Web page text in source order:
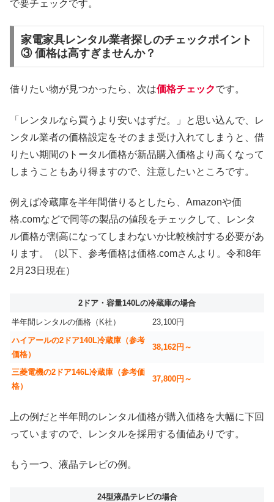
で要チェックです。
家電家具レンタル業者探しのチェックポイント
③ 価格は高すぎませんか？
借りたい物が見つかったら、次は価格チェックです。
「レンタルなら買うより安いはずだ。」と思い込んで、レ
ンタル業者の価格設定をそのまま受け入れてしまうと、借
りたい期間のトータル価格が新品購入価格より高くなって
しまうこともあり得ますので、注意したいところです。
例えば冷蔵庫を半年間借りるとしたら、Amazonや価
格.comなどで同等の製品の値段をチェックして、レンタ
ル価格が割高になってしまわないか比較検討する必要があ
ります。（以下、参考価格は価格.comさんより。令和8年
2月23日現在）
2ドア・容量140Lの冷蔵庫の場合
半年間レンタルの価格（K社）
23,100円
ハイアールの2ドア140L冷蔵庫（参考
価格）
38,162円～
三菱電機の2ドア146L冷蔵庫（参考価
格）
37,800円～
上の例だと半年間のレンタル価格が購入価格を大幅に下回
っていますので、レンタルを採用する価値ありです。
もう一つ、液晶テレビの例。
24型液晶テレビの場合